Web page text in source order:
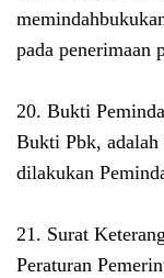
pada penerimaan
20. Bukti
Bukti Pbk,
dilakukan
21. Surat
Peraturan